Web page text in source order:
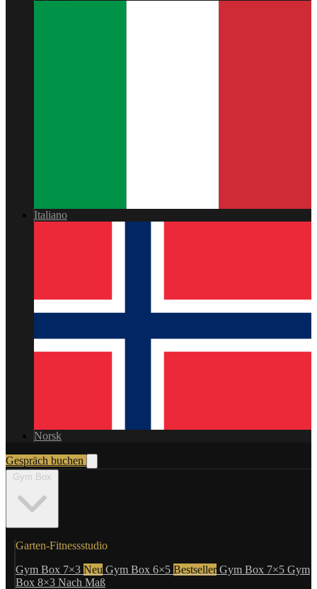
Italiano
Norsk
Gespräch buchen
Gym Box
Garten-Fitnessstudio
Gym Box 7×3 Neu Gym Box 6×5 Bestseller Gym Box 7×5 Gym
Box 8×3 Nach Maß